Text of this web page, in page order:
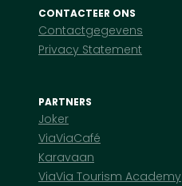
CONTACTEER ONS
Contactgegevens
Privacy Statement
PARTNERS
Joker
ViaViaCafé
Karavaan
ViaVia Tourism Academy